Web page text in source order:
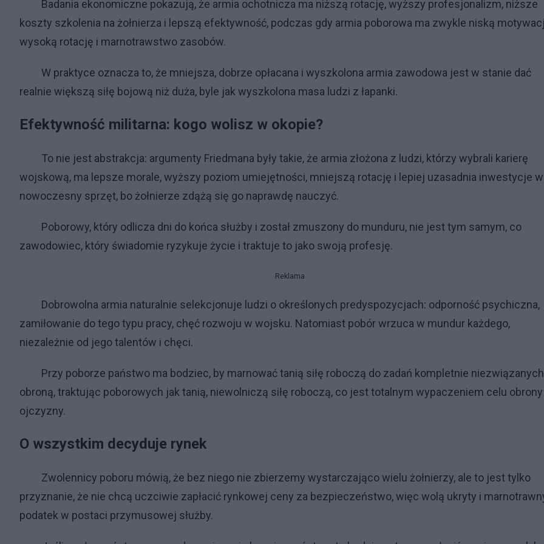
Badania ekonomiczne pokazują, że armia ochotnicza ma niższą rotację, wyższy profesjonalizm, niższe
koszty szkolenia na żołnierza i lepszą efektywność, podczas gdy armia poborowa ma zwykle niską
wysoką rotację i marnotrawstwo zasobów.
W praktyce oznacza to, że mniejsza, dobrze opłacana i wyszkolona armia zawodowa jest w stanie dać
realnie większą siłę bojową niż duża, byle jak wyszkolona masa ludzi z łapanki.
Efektywność militarna: kogo wolisz w okopie?
To nie jest abstrakcja: argumenty Friedmana były takie, że armia złożona z ludzi, którzy wybrali karierę
wojskową, ma lepsze morale, wyższy poziom umiejętności, mniejszą rotację i lepiej uzasadnia inwestycje w
nowoczesny sprzęt, bo żołnierze zdążą się go naprawdę nauczyć.
Poborowy, który odlicza dni do końca służby i został zmuszony do munduru, nie jest tym samym, co
zawodowiec, który świadomie ryzykuje życie i traktuje to jako swoją profesję.
Reklama
Dobrowolna armia naturalnie selekcjonuje ludzi o określonych predyspozycjach: odporność psychiczna,
zamiłowanie do tego typu pracy, chęć rozwoju w wojsku. Natomiast pobór wrzuca w mundur każdego,
niezależnie od jego talentów i chęci.
Przy poborze państwo ma bodziec, by marnować tanią siłę roboczą do zadań kompletnie
obroną, traktując poborowych jak tanią, niewolniczą siłę roboczą, co jest totalnym wypaczeniem celu obrony
ojczyzny.
O wszystkim decyduje rynek
Zwolennicy poboru mówią, że bez niego nie zbierzemy wystarczająco wielu żołnierzy, ale to jest tylko
przyznanie, że nie chcą uczciwie zapłacić rynkowej ceny za bezpieczeństwo, więc wolą ukryty i
podatek w postaci przymusowej służby.